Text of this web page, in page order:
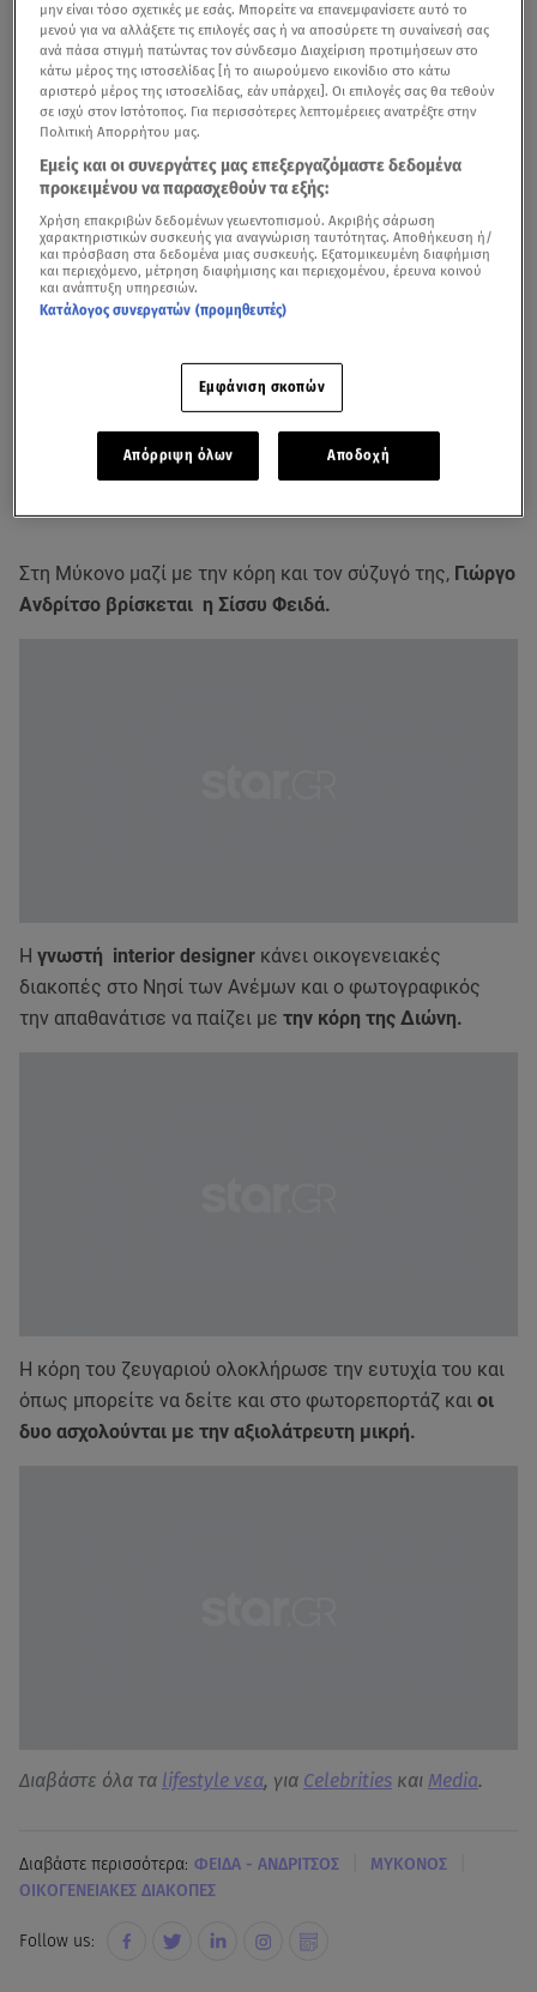
Στη Μύκονο μαζί με την κόρη και τον σύζυγό της, Γιώργο
Ανδρίτσο βρίσκεται η Σίσσυ Φειδά.
Η γνωστή interior designer κάνει οικογενειακές
διακοπές στο Νησί των Ανέμων και ο φωτογραφικός
την απαθανάτισε να παίζει με την κόρη της Διώνη.
Η κόρη του ζευγαριού ολοκλήρωσε την ευτυχία του και
όπως μπορείτε να δείτε και στο φωτορεπορτάζ και οι
δυο ασχολούνται με την αξιολάτρευτη μικρή.
Διαβάστε όλα τα lifestyle νεα, για Celebrities και Media.
Διαβάστε περισσότερα: ΦΕΙΔΑ - ΑΝΔΡΙΤΣΟΣ ΜΥΚΟΝΟΣ
ΟΙΚΟΓΕΝΕΙΑΚΕΣ ΔΙΑΚΟΠΕΣ
Follow us:
μην είναι τόσο σχετικές με εσάς. Μπορείτε να επανεμφανίσετε αυτό το
μενού για να αλλάξετε τις επιλογές σας ή να αποσύρετε τη συναίνεσή σας
ανά πάσα στιγμή πατώντας τον σύνδεσμο Διαχείριση προτιμήσεων στο
κάτω μέρος της ιστοσελίδας [ή το αιωρούμενο εικονίδιο στο κάτω
αριστερό μέρος της ιστοσελίδας, εάν υπάρχει]. Οι επιλογές σας θα τεθούν
σε ισχύ στον Ιστότοπος. Για περισσότερες λεπτομέρειες ανατρέξτε στην
Πολιτική Απορρήτου μας.
Εμείς και οι συνεργάτες μας επεξεργαζόμαστε δεδομένα
προκειμένου να παρασχεθούν τα εξής:
Χρήση επακριβών δεδομένων γεωεντοπισμού. Ακριβής σάρωση
χαρακτηριστικών συσκευής για αναγνώριση ταυτότητας. Αποθήκευση ή/
και πρόσβαση στα δεδομένα μιας συσκευής. Εξατομικευμένη διαφήμιση
και περιεχόμενο, μέτρηση διαφήμισης και περιεχομένου, έρευνα κοινού
και ανάπτυξη υπηρεσιών.
Κατάλογος συνεργατών (προμηθευτές)
Εμφάνιση σκοπών
Απόρριψη όλων Αποδοχή